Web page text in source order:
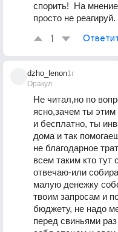
спорить!  На
просто не реагируй.
1
dzho_lenon
Оракул
1г
Не читал,но по
ясно,зачем ты
и бесплатно, ты
дома и так
не благодарное
всем таким кто тут
отвечаю-или
малую денежку
твоим запросам и
бюджету, не надо
перед свиньями